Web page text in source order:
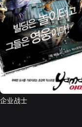
企业战士